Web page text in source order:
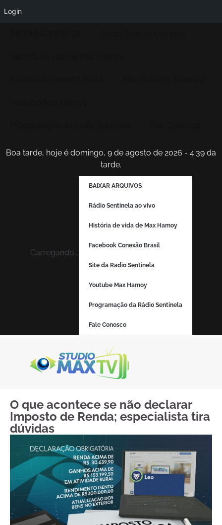
Boa tarde, hoje é domingo, 9 de agosto de 2026 - 4:39 da
tarde.
Carregando...
BAIXAR ARQUIVOS
Rádio Sentinela ao vivo
História de vida de Max Hamoy
Facebook Conexão Brasil
Site da Radio Sentinela
Youtube Max Hamoy
Programação da Rádio Sentinela
Fale Conosco
O que acontece se não declarar
Imposto de Renda; especialista tira
dúvidas
Login